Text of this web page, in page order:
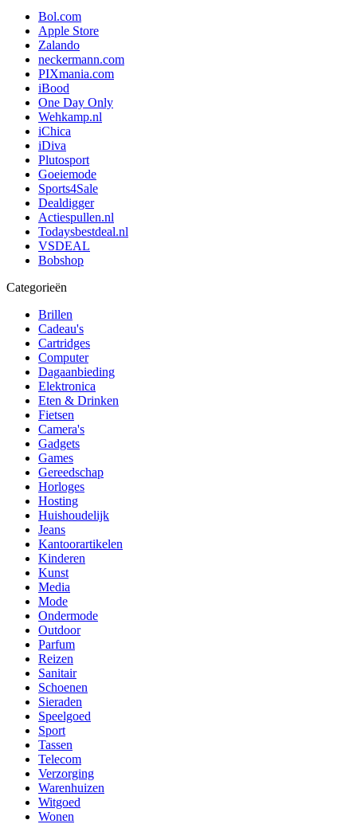
Bol.com
Apple Store
Zalando
neckermann.com
PIXmania.com
iBood
One Day Only
Wehkamp.nl
iChica
iDiva
Plutosport
Goeiemode
Sports4Sale
Dealdigger
Actiespullen.nl
Todaysbestdeal.nl
VSDEAL
Bobshop
Categorieën
Brillen
Cadeau's
Cartridges
Computer
Dagaanbieding
Elektronica
Eten & Drinken
Fietsen
Camera's
Gadgets
Games
Gereedschap
Horloges
Hosting
Huishoudelijk
Jeans
Kantoorartikelen
Kinderen
Kunst
Media
Mode
Ondermode
Outdoor
Parfum
Reizen
Sanitair
Schoenen
Sieraden
Speelgoed
Sport
Tassen
Telecom
Verzorging
Warenhuizen
Witgoed
Wonen